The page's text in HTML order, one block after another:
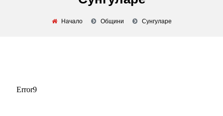
Начало Общини Сунгуларе